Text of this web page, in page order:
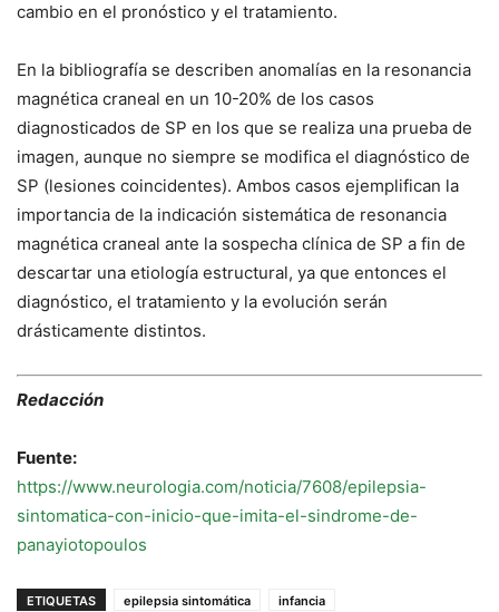
cambio en el pronóstico y el tratamiento.
En la bibliografía se describen anomalías en la resonancia
magnética craneal en un 10-20% de los casos
diagnosticados de SP en los que se realiza una prueba de
imagen, aunque no siempre se modifica el diagnóstico de
SP (lesiones coincidentes). Ambos casos ejemplifican la
importancia de la indicación sistemática de resonancia
magnética craneal ante la sospecha clínica de SP a fin de
descartar una etiología estructural, ya que entonces el
diagnóstico, el tratamiento y la evolución serán
drásticamente distintos.
Redacción
Fuente:
https://www.neurologia.com/noticia/7608/epilepsia-
sintomatica-con-inicio-que-imita-el-sindrome-de-
panayiotopoulos
ETIQUETAS epilepsia sintomática
infancia